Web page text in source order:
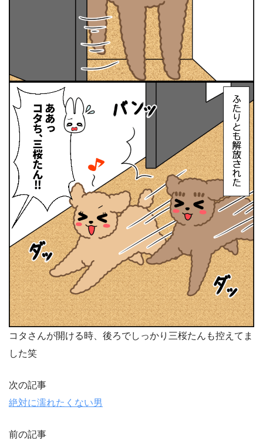
コタさんが開ける時、後ろでしっかり三桜たんも控えてま
した笑
次の記事
絶対に濡れたくない男
前の記事